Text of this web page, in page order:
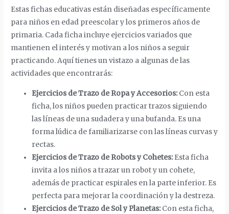
Estas fichas educativas están diseñadas específicamente
para niños en edad preescolar y los primeros años de
primaria. Cada ficha incluye ejercicios variados que
mantienen el interés y motivan a los niños a seguir
practicando. Aquí tienes un vistazo a algunas de las
actividades que encontrarás:
Ejercicios de Trazo de Ropa y Accesorios: Con esta
ficha, los niños pueden practicar trazos siguiendo
las líneas de una sudadera y una bufanda. Es una
forma lúdica de familiarizarse con las líneas curvas y
rectas.
Ejercicios de Trazo de Robots y Cohetes: Esta ficha
invita a los niños a trazar un robot y un cohete,
además de practicar espirales en la parte inferior. Es
perfecta para mejorar la coordinación y la destreza.
Ejercicios de Trazo de Sol y Planetas: Con esta ficha,